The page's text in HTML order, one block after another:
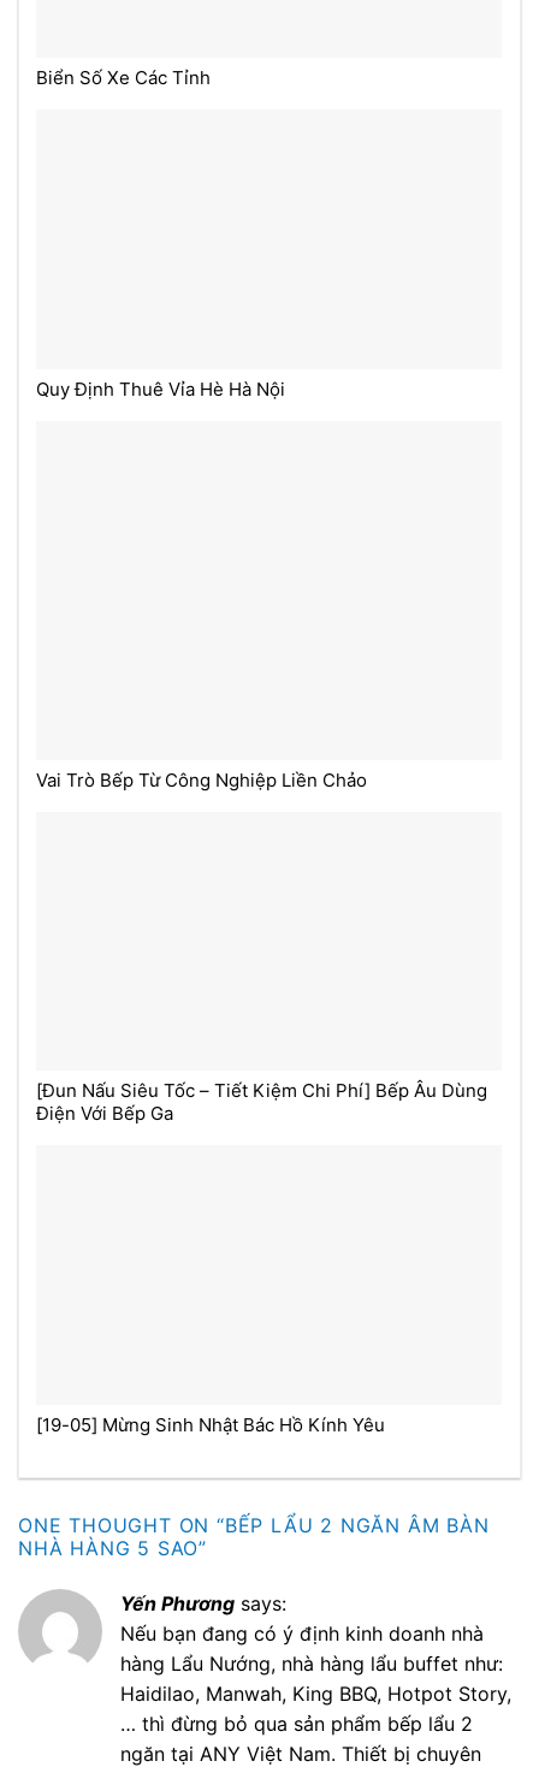
Biển Số Xe Các Tỉnh
Quy Định Thuê Vỉa Hè Hà Nội
Vai Trò Bếp Từ Công Nghiệp Liền Chảo
[Đun Nấu Siêu Tốc – Tiết Kiệm Chi Phí] Bếp Âu Dùng
Điện Với Bếp Ga
[19-05] Mừng Sinh Nhật Bác Hồ Kính Yêu
ONE THOUGHT ON “BẾP LẨU 2 NGĂN ÂM BÀN
NHÀ HÀNG 5 SAO”
Yến Phương says:
Nếu bạn đang có ý định kinh doanh nhà
hàng Lẩu Nướng, nhà hàng lẩu buffet như:
Haidilao, Manwah, King BBQ, Hotpot Story,
… thì đừng bỏ qua sản phẩm bếp lẩu 2
ngăn tại ANY Việt Nam. Thiết bị chuyên